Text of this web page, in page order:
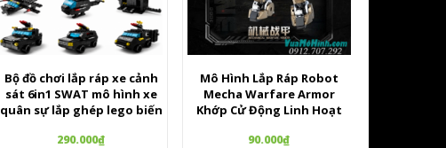
Bộ đồ chơi lắp ráp xe cảnh
sát 6in1 SWAT mô hình xe
quân sự lắp ghép lego biến
car sáng tạo cho bé
290.000₫
Mô Hình Lắp Ráp Robot
Mecha Warfare Armor
Khớp Cử Động Linh Hoạt
90.000₫